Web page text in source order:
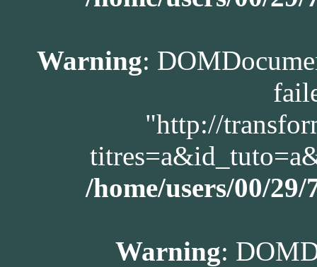
Warning:
"http://
/home/users/00/
Warning: